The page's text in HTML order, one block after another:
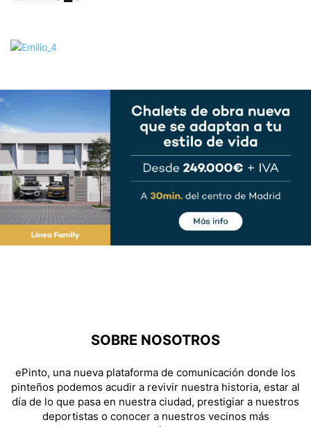
SOBRE NOSOTROS
ePinto, una nueva plataforma de comunicación donde los
pinteños podemos acudir a revivir nuestra historia, estar al
día de lo que pasa en nuestra ciudad, prestigiar a nuestros
deportistas o conocer a nuestros vecinos más